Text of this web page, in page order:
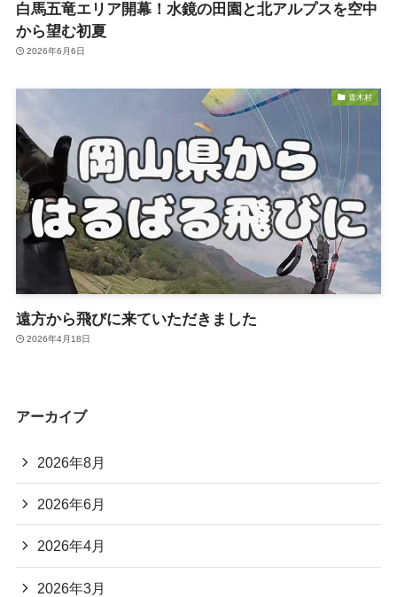
白馬五竜エリア開幕！水鏡の田園と北アルプスを空中
から望む初夏
2026年6月6日
青木村
遠方から飛びに来ていただきました
2026年4月18日
アーカイブ
2026年8月
2026年6月
2026年4月
2026年3月